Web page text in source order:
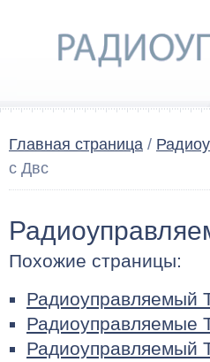
Главная страница /
с Двс
Похожие страницы:
Радиоуправляемый
Радиоуправляемые
Радиоуправляемый